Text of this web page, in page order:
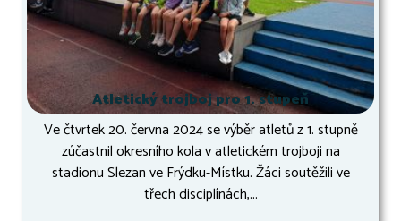
Atletický trojboj pro 1. stupeň
Ve čtvrtek 20. června 2024 se výběr atletů z 1. stupně
zúčastnil okresního kola v atletickém trojboji na
stadionu Slezan ve Frýdku-Místku. Žáci soutěžili ve
třech disciplínách,...